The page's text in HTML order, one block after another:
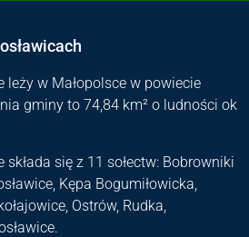
leży w Małopolsce w powiecie
gminy to 74,84 km² o ludności ok
składa się z 11 sołectw: Bobrowniki
Kępa Bogumiłowicka,
Ostrów, Rudka,